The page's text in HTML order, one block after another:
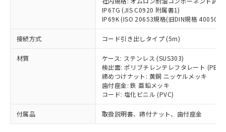
IP67G (JIS C0920 附属書1)
IP69K (ISO 20653規格(旧DIN規格 40050
接続方式 コード引き出しタイプ (5m)
材質
ケース: ステンレス (SUS303)
検出面: ポリブチレンテレフタレート (PBT)
締めつけナット: 黄銅 ニッケルメッキ
歯付座金: 鉄 亜鉛メッキ
コード: 塩化ビニル (PVC)
付属品 取扱説明書、締付ナット、歯付座金
オムロン制御機器販売店や当社販売拠
販売ネットワーク
」をご確認
在庫状況および標準価格結果を当社の
示しないようお願いします。
マイパーツ機能（部品リスト作成サー
ビス）をご利用いただくには、I-Web
メンバーズにご登録されている必要が
お客様が当ウェブサイト上で当社にご
登録された部品リストについて、当社
フタル酸エステル類の４物質については閾値を超える意
図的な使用がないことを確認しています。
※2 対応予定月
部品在庫の切り替え状況などにより、予定
月が前後することがあります。
※3 非含有証明書ダウンロード
※2 環境保護使用期限
「ｅ」：有害物質（10物質）のすべてが基
準値以下であることを示します。
「10」：通常の使用状況下において有害物
質が外部に漏えいし、環境に深刻な影響を
及ぼさない年数を意味します。
「－」：未確認です。当社販売部門へお問
い合わせください。
ル、化学兵器、生物兵器またはその他
武器並びにこれらの製造装置等に一切
使用いたしません。
当社は、貴社製品を第三者に販売する
場合は、上記1、2および3の内容を当
該第三者に通知します。また当社は、
販売先および販売に係わる関係者が違
法に輸出するおそれがある場合は、取
り引きをいたしません。
在庫なし(最新の在庫状況につ
いては、お客様のお取引先、ま
たはお客様担当のオムロン制御
機器販売店・当社販売員にご確
認ください)
受注生産機種、また在庫状況の
情報を公開していない機種